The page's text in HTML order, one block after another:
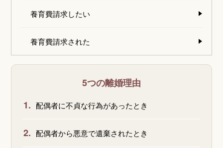
養育費請求したい
養育費請求された
5つの離婚理由
1. 配偶者に不貞な行為があったとき
2. 配偶者から悪意で遺棄されたとき